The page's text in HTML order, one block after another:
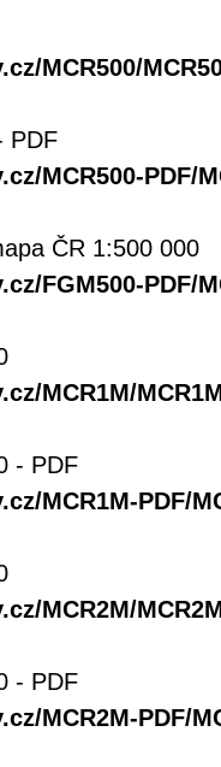
MCR500/
PDF
MCR500-PDF/
ČR 1:500 000
FGM500-PDF/
MCR1M/
- PDF
MCR1M-PDF/
MCR2M/
- PDF
MCR2M-PDF/